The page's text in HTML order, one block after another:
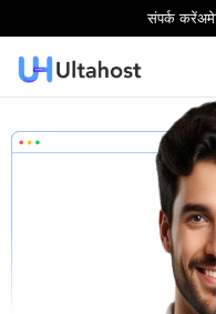
संपर्क करें